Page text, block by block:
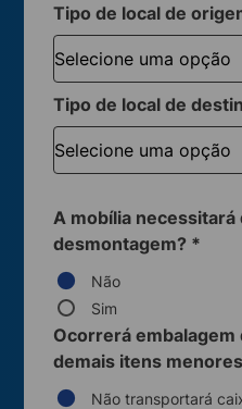
Tipo de local de
Tipo de local de
A mobília
desmontagem? *
Não
Sim
Ocorrerá embalagem
demais itens
Não transportará